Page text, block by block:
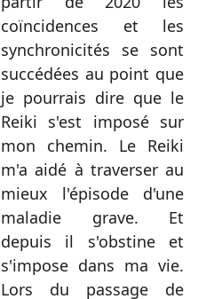
coïncidences et les
synchronicités se sont
succédées au point que
je pourrais dire que le
Reiki s'est imposé sur
mon chemin. Le Reiki
m'a aidé à traverser au
mieux l'épisode d'une
maladie grave. Et
depuis il s'obstine et
s'impose dans ma vie.
Lors du passage de